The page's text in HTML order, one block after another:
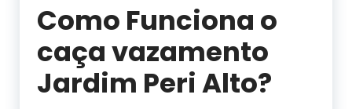
Como Funciona o
caça vazamento
Jardim Peri Alto?